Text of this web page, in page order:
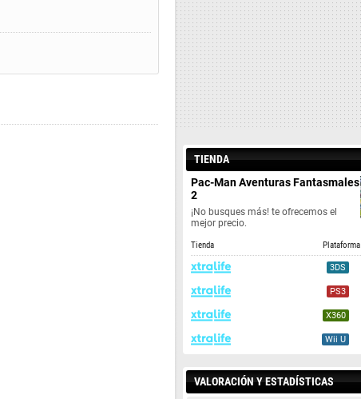
TIENDA
Pac-Man Aventuras Fantasmales
2
¡No busques más! te ofrecemos el
mejor precio.
Tienda Plataforma
3DS
PS3
X360
Wii U
VALORACIÓN Y ESTADÍSTICAS